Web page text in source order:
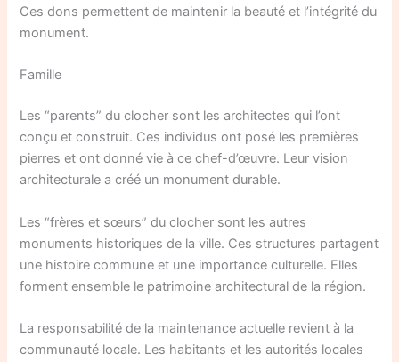
Ces dons permettent de maintenir la beauté et l’intégrité du
monument.
Famille
Les “parents” du clocher sont les architectes qui l’ont
conçu et construit. Ces individus ont posé les premières
pierres et ont donné vie à ce chef-d’œuvre. Leur vision
architecturale a créé un monument durable.
Les “frères et sœurs” du clocher sont les autres
monuments historiques de la ville. Ces structures partagent
une histoire commune et une importance culturelle. Elles
forment ensemble le patrimoine architectural de la région.
La responsabilité de la maintenance actuelle revient à la
communauté locale. Les habitants et les autorités locales